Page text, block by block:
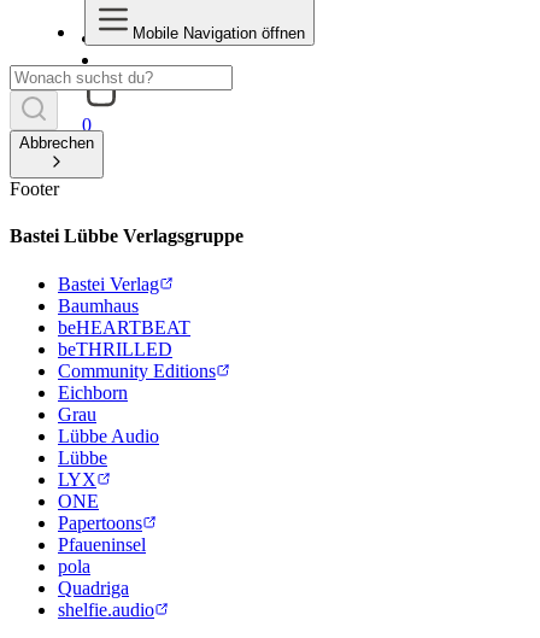
0
Mobile Navigation öffnen
Abbrechen
Footer
Bastei Lübbe Verlagsgruppe
Bastei Verlag
Baumhaus
beHEARTBEAT
beTHRILLED
Community Editions
Eichborn
Grau
Lübbe Audio
Lübbe
LYX
ONE
Papertoons
Pfaueninsel
pola
Quadriga
shelfie.audio